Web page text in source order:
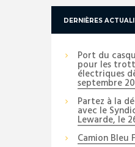
DERNIÈRES
Port du
pour les
électriques
septembre
Partez à la
avec le
Lewarde, le
Camion Bleu